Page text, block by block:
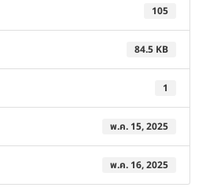
105
84.5 KB
1
พ.ค. 15, 2025
พ.ค. 16, 2025